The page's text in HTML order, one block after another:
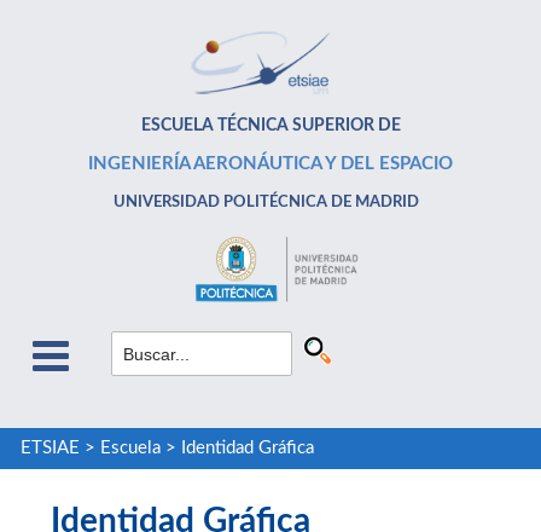
ESCUELA TÉCNICA SUPERIOR DE
INGENIERÍA AERONÁUTICA Y DEL ESPACIO
UNIVERSIDAD POLITÉCNICA DE MADRID
ETSIAE > Escuela> Identidad Gráfica
Identidad Gráfica